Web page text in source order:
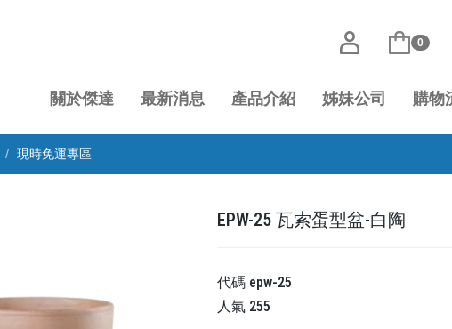
0
關於傑達 最新消息 產品介紹 姊妹公司 購物
現時免運專區
EPW-25 瓦索蛋型盆-白陶
代碼 epw-25
人氣 255